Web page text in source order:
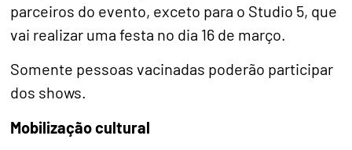
parceiros do evento, exceto para o Studio 5, que
vai realizar uma festa no dia 16 de março.
Somente pessoas vacinadas poderão participar
dos shows.
Mobilização cultural